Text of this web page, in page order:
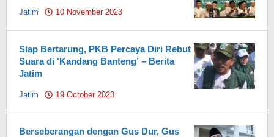
Jatim 10 November 2023
Siap Bertarung, PKB Percaya Diri Rebut
Suara di ‘Kandang Banteng’ – Berita
Jatim
Jatim 19 October 2023
Berseberangan dengan Gus Dur, Gus